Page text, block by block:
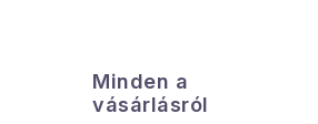
Minden a
vásárlásról